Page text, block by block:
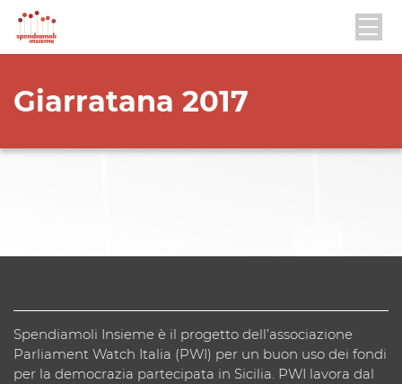
Giarratana 2017
Spendiamoli Insieme è il progetto dell’associazione
Parliament Watch Italia (PWI) per un buon uso dei fondi
per la democrazia partecipata in Sicilia. PWI lavora dal